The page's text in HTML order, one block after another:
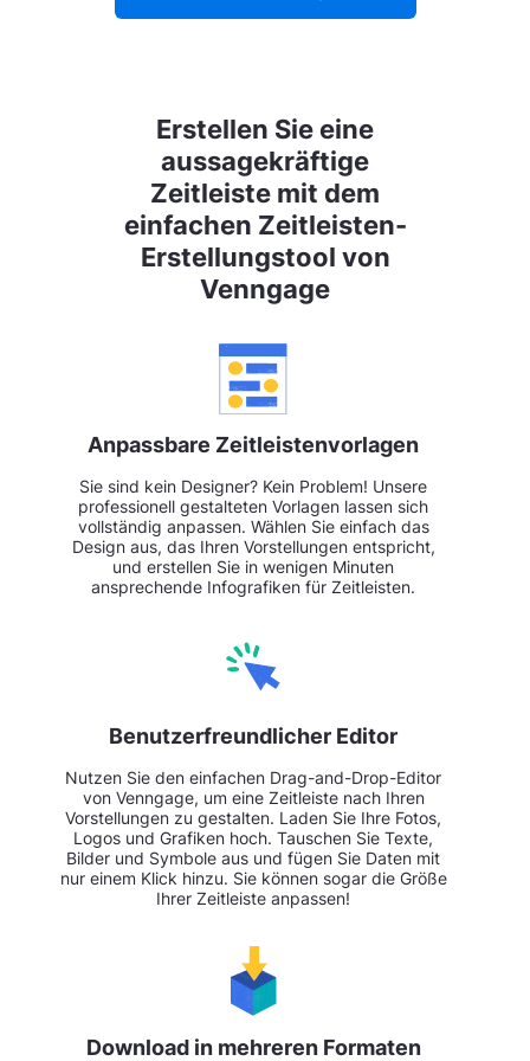
Erstellen Sie eine
aussagekräftige
Zeitleiste mit dem
einfachen Zeitleisten-
Erstellungstool von
Venngage
Anpassbare Zeitleistenvorlagen
Sie sind kein Designer? Kein Problem! Unsere
professionell gestalteten Vorlagen lassen sich
vollständig anpassen. Wählen Sie einfach das
Design aus, das Ihren Vorstellungen entspricht,
und erstellen Sie in wenigen Minuten
ansprechende Infografiken für Zeitleisten.
Benutzerfreundlicher Editor
Nutzen Sie den einfachen Drag-and-Drop-Editor
von Venngage, um eine Zeitleiste nach Ihren
Vorstellungen zu gestalten. Laden Sie Ihre Fotos,
Logos und Grafiken hoch. Tauschen Sie Texte,
Bilder und Symbole aus und fügen Sie Daten mit
nur einem Klick hinzu. Sie können sogar die Größe
Ihrer Zeitleiste anpassen!
Download in mehreren Formaten